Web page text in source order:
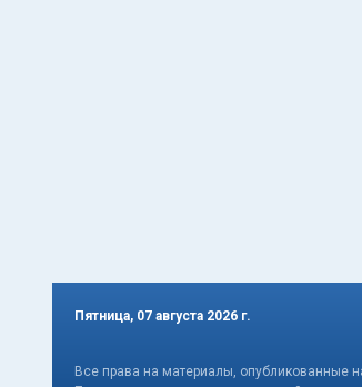
Пятница, 07 августа 2026 г.
Все права на материалы, опубликованные